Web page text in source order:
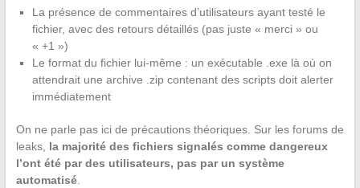
La présence de commentaires d’utilisateurs ayant testé le
fichier, avec des retours détaillés (pas juste « merci » ou
« +1 »)
Le format du fichier lui-même : un exécutable .exe là où on
attendrait une archive .zip contenant des scripts doit alerter
immédiatement
On ne parle pas ici de précautions théoriques. Sur les forums de
leaks, la majorité des fichiers signalés comme dangereux
l’ont été par des utilisateurs, pas par un système
automatisé.